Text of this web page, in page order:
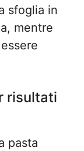
sfoglia in
mentre
risultati
pasta